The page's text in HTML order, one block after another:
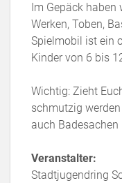
Im Gepäck haben
Werken, Toben,
Spielmobil ist ein
Kinder von 6 bis
Wichtig: Zieht
schmutzig
auch
Veranstalter:
Stadtjugendring